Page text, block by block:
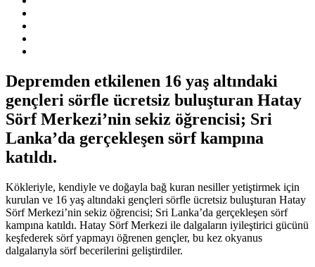
Depremden etkilenen 16 yaş altındaki
gençleri sörfle ücretsiz buluşturan Hatay
Sörf Merkezi’nin sekiz öğrencisi; Sri
Lanka’da gerçekleşen sörf kampına
katıldı.
Kökleriyle, kendiyle ve doğayla bağ kuran nesiller yetiştirmek için
kurulan ve 16 yaş altındaki gençleri sörfle ücretsiz buluşturan Hatay
Sörf Merkezi’nin sekiz öğrencisi; Sri Lanka’da gerçekleşen sörf
kampına katıldı. Hatay Sörf Merkezi ile dalgaların iyileştirici gücünü
keşfederek sörf yapmayı öğrenen gençler, bu kez okyanus
dalgalarıyla sörf becerilerini geliştirdiler.